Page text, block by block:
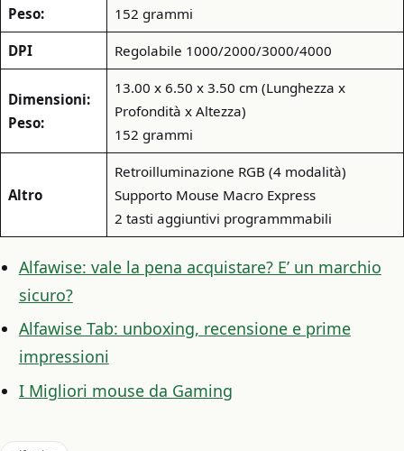
Peso:
152 grammi
DPI Regolabile 1000/2000/3000/4000
Dimensioni:
Peso:
13.00 x 6.50 x 3.50 cm (Lunghezza x
Profondità x Altezza)
152 grammi
Altro
Retroilluminazione RGB (4 modalità)
Supporto Mouse Macro Express
2 tasti aggiuntivi programmmabili
Alfawise: vale la pena acquistare? E’ un marchio
sicuro?
Alfawise Tab: unboxing, recensione e prime
impressioni
I Migliori mouse da Gaming